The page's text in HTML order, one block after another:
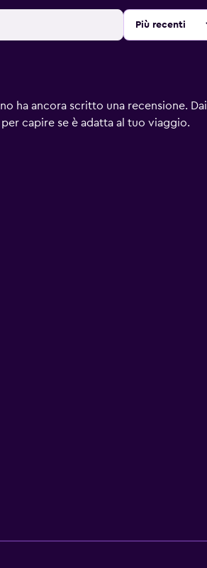
Ordina per:
Più recenti
ha ancora scritto una recensione. Dai
capire se è adatta al tuo viaggio.